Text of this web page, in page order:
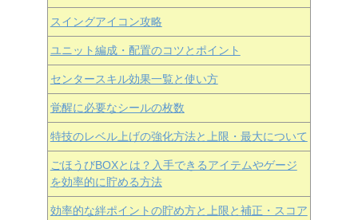
スイングアイコン攻略
ユニット編成・配置のコツとポイント
センタースキル効果一覧と使い方
覚醒に必要なシールの枚数
特技のレベル上げの強化方法と上限・最大について
ごほうびBOXとは？入手できるアイテムやゲージ
を効率的に貯める方法
効率的な絆ポイントの貯め方と上限と補正・スコア